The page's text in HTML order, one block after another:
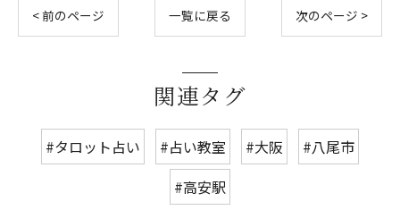
< 前のページ 一覧に戻る 次のページ >
関連タグ
#タロット占い #占い教室 #大阪
#八尾市
#高安駅